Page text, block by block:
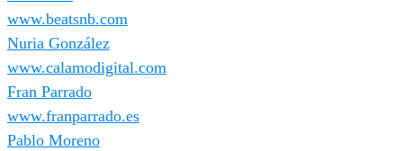
www.beatsnb.com
Nuria González
www.calamodigital.com
Fran Parrado
www.franparrado.es
Pablo Moreno